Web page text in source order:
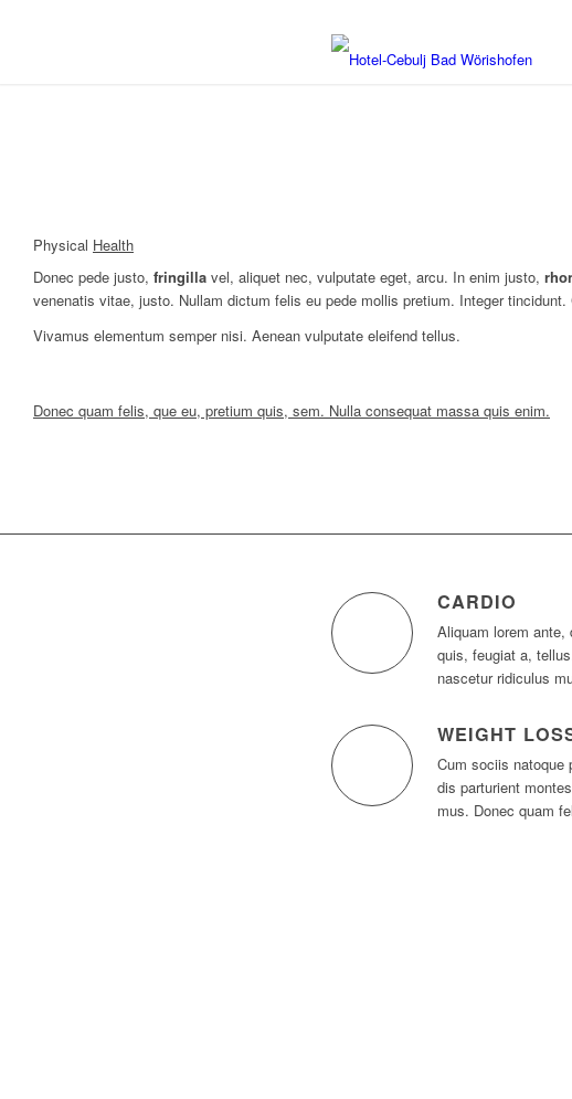
Physical Health
Donec pede justo, fringilla vel, aliquet nec, vulputate eget, arcu. In enim justo,
venenatis vitae, justo. Nullam dictum felis eu pede mollis pretium. Integer tincidunt.
Vivamus elementum semper nisi. Aenean vulputate eleifend tellus.
Donec quam felis, que eu, pretium quis, sem. Nulla consequat massa quis enim.
CARDIO
Aliquam lorem ante,
quis, feugiat a,
nascetur ridiculus
WEIGHT
Cum sociis natoque
dis parturient
mus. Donec quam